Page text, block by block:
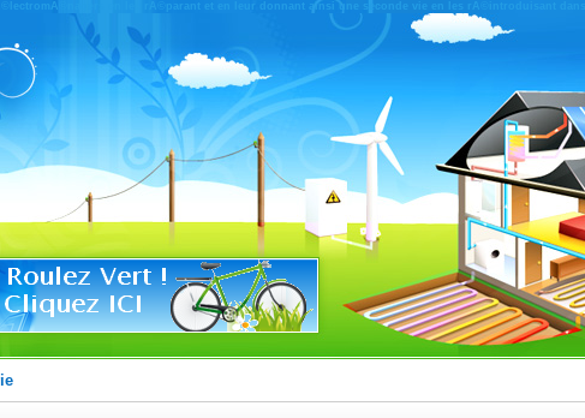
en les rÃ©parant et en leur donnant ainsi une seconde vie en les rÃ©introduisant